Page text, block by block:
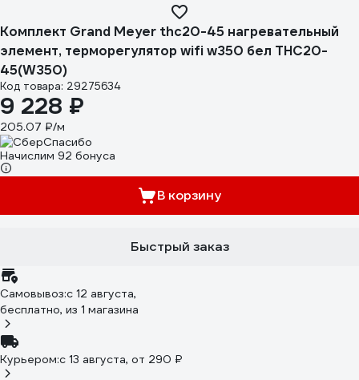
Комплект Grand Meyer thc20-45 нагревательный
элемент, терморегулятор wifi w350 бел THC20-
45(W350)
Код товара: 29275634
9 228 ₽
205.07 ₽/м
Начислим 92 бонуса
В корзину
Быстрый заказ
Самовывоз:c 12 августа,
бесплатно, из 1 магазина
Курьером:c 13 августа, от 290 ₽